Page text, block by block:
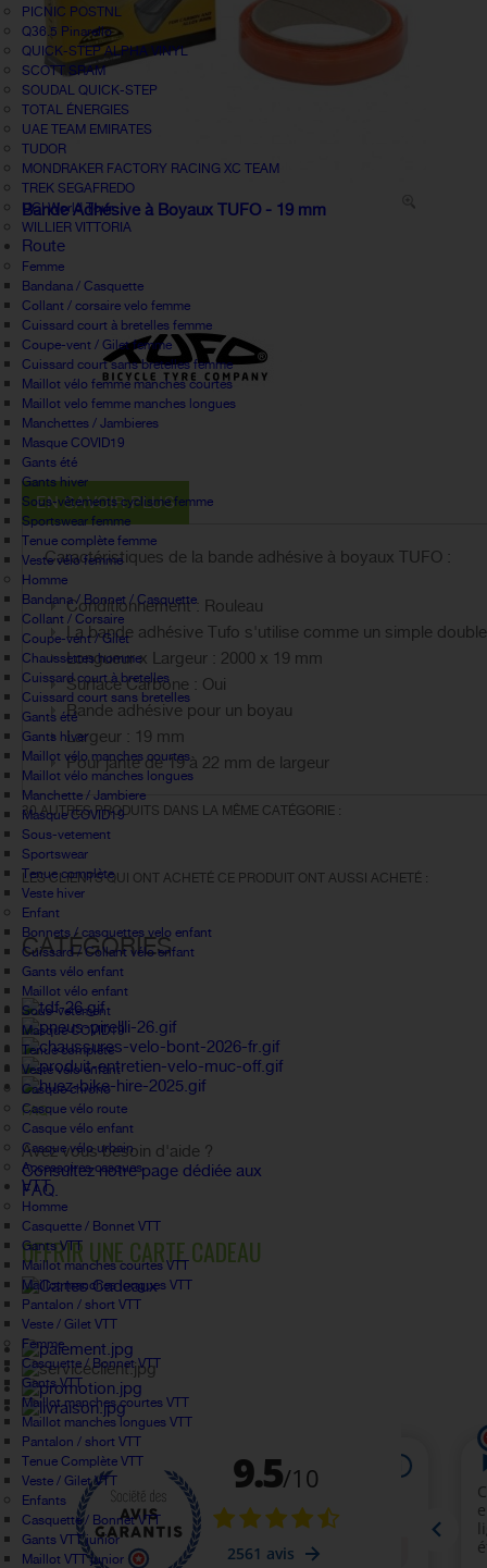
PICNIC POSTNL
Q36.5 Pinarello
QUICK-STEP ALPHA VINYL
SCOTT SRAM
SOUDAL QUICK-STEP
TOTAL ÉNERGIES
UAE TEAM EMIRATES
TUDOR
MONDRAKER FACTORY RACING XC TEAM
TREK SEGAFREDO
UCI World Tour
WILLIER VITTORIA
Route
Femme
Bandana / Casquette
Collant / corsaire velo femme
Cuissard court à bretelles femme
Coupe-vent / Gilet femme
Cuissard court sans bretelles femme
Maillot vélo femme manches courtes
Maillot velo femme manches longues
Manchettes / Jambieres
Masque COVID19
Gants été
Gants hiver
Sous-vêtements cyclisme femme
Sportswear femme
Tenue complète femme
Veste vélo femme
Homme
Bandana / Bonnet / Casquette
Collant / Corsaire
Coupe-vent / Gilet
Chaussettes homme
Cuissard court à bretelles
Cuissard court sans bretelles
Gants été
Gants hiver
Maillot vélo manches courtes
Maillot vélo manches longues
Manchette / Jambiere
Masque COVID19
Sous-vetement
Sportswear
Tenue complète
Veste hiver
Enfant
Bonnets / casquettes velo enfant
Cuissard / Collant vélo enfant
Gants vélo enfant
Maillot vélo enfant
Sous-vetement
Masque COVID19
Tenue complète
Veste vélo enfant
Casque chrono
Casque vélo route
Casque vélo enfant
Casque vélo urbain
Accessoires casques
VTT
Homme
Casquette / Bonnet VTT
Gants VTT
Maillot manches courtes VTT
Maillot manches longues VTT
Pantalon / short VTT
Veste / Gilet VTT
Femme
Casquette / Bonnet VTT
Gants VTT
Maillot manches courtes VTT
Maillot manches longues VTT
Pantalon / short VTT
Tenue Complète VTT
Veste / Gilet VTT
Enfants
Casquette / Bonnet VTT
Gants VTT junior
Maillot VTT junior
Bande Adhésive à Boyaux TUFO - 19 mm
EN SAVOIR PLUS
Caractéristiques de la bande adhésive à boyaux TUFO :
Conditionnement : Rouleau
La bande adhésive Tufo s'utilise comme un simple
Longueur x Largeur : 2000 x 19 mm
Surface Carbone : Oui
Bande adhésive pour un boyau
Largeur : 19 mm
Pour jante de 19 à 22 mm de largeur
30 AUTRES PRODUITS DANS LA MÊME CATÉGORIE :
LES CLIENTS QUI ONT ACHETÉ CE PRODUIT ONT AUSSI ACHETÉ :
CATÉGORIES
FAQ
Avez vous besoin d'aide ?
Consultez notre page dédiée aux
FAQ.
OFFRIR UNE CARTE CADEAU